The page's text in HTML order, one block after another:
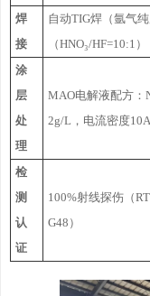
焊
接
自动TIG焊（氩气
（HNO₃/HF=10:1）
涂
层
处
理
MAO电解液配方：
2g/L，电流密度
检
测
认
证
100%射线探伤（
G48）